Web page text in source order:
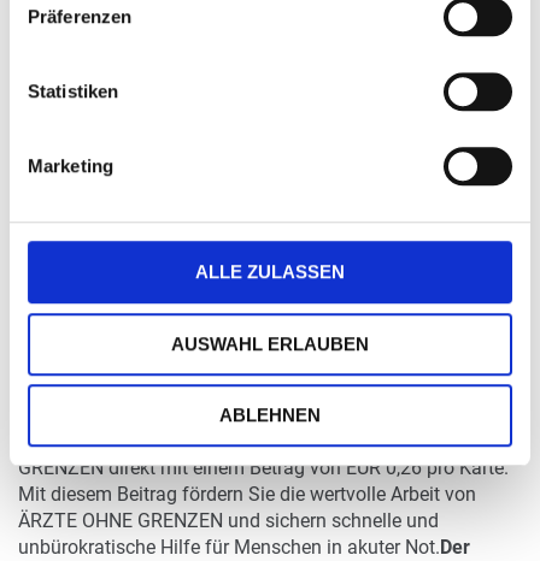
Präferenzen
Statistiken
Marketing
ALLE ZULASSEN
AUSWAHL ERLAUBEN
ABLEHNEN
inkl. MwSt.|zzgl. MwSt.
zzgl. Spendenanteil in Höhe von
GESTALTUNG ÜBERNEHMEN
DETAILS
ÄRZTE OHNE GRENZEN-Edition - mit Farblogo der
Organisation auf der Kartenrückseite
Mit dem Kauf dieser Karte unterstützen Sie ÄRZTE OHNE
GRENZEN direkt mit einem Betrag von EUR 0,26 pro Karte.
Mit diesem Beitrag fördern Sie die wertvolle Arbeit von
ÄRZTE OHNE GRENZEN und sichern schnelle und
unbürokratische Hilfe für Menschen in akuter Not.Der